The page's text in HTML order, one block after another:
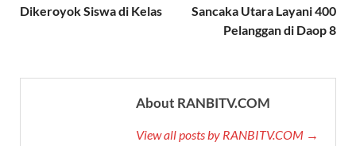
Dikeroyok Siswa di Kelas
Sancaka Utara Layani 400
Pelanggan di Daop 8
About RANBITV.COM
View all posts by RANBITV.COM →